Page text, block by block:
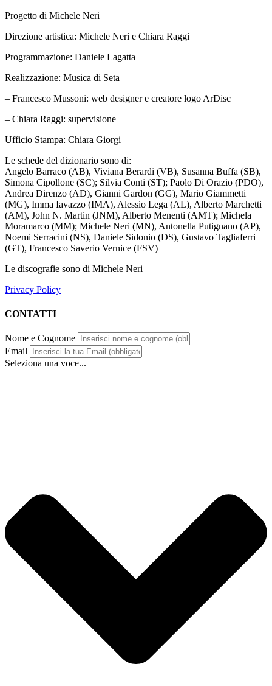
Progetto di Michele Neri
Direzione artistica: Michele Neri e Chiara Raggi
Programmazione: Daniele Lagatta
Realizzazione: Musica di Seta
– Francesco Mussoni: web designer e creatore logo ArDisc
– Chiara Raggi: supervisione
Ufficio Stampa: Chiara Giorgi
Le schede del dizionario sono di:
Angelo Barraco (AB), Viviana Berardi (VB), Susanna Buffa (SB),
Simona Cipollone (SC); Silvia Conti (ST); Paolo Di Orazio (PDO),
Andrea Direnzo (AD), Gianni Gardon (GG), Mario Giammetti
(MG), Imma Iavazzo (IMA), Alessio Lega (AL), Alberto Marchetti
(AM), John N. Martin (JNM), Alberto Menenti (AMT); Michela
Moramarco (MM); Michele Neri (MN), Antonella Putignano (AP),
Noemi Serracini (NS), Daniele Sidonio (DS), Gustavo Tagliaferri
(GT), Francesco Saverio Vernice (FSV)
Le discografie sono di Michele Neri
Privacy Policy
CONTATTI
Nome e Cognome
Email
Seleziona una voce...